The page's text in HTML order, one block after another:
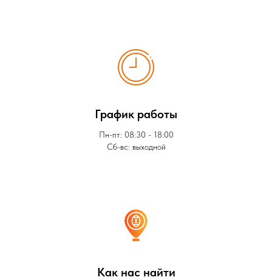
График работы
Пн-пт: 08:30 - 18:00
Сб-вс: выходной
Как нас найти